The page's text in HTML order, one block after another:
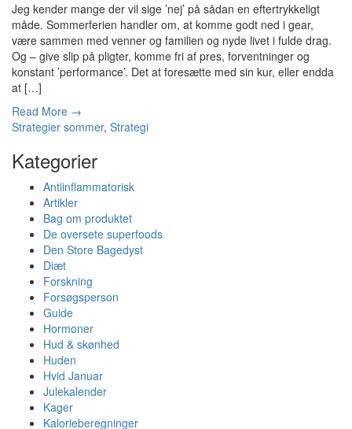
Jeg kender mange der vil sige ’nej’ på sådan en eftertrykkeligt
måde. Sommerferien handler om, at komme godt ned i gear,
være sammen med venner og familien og nyde livet i fulde drag.
Og – give slip på pligter, komme fri af pres, forventninger og
konstant ’performance’. Det at foresætte med sin kur, eller endda
at […]
Read More →
Strategier sommer, Strategi
Kategorier
Antiinflammatorisk
Artikler
Bag om produktet
De oversete superfoods
Den Store Bagedyst
Diæt
Forskning
Forsøgsperson
Guide
Hormoner
Hud & skønhed
Huden
Hvid Januar
Julekalender
Kager
Kalorieberegninger